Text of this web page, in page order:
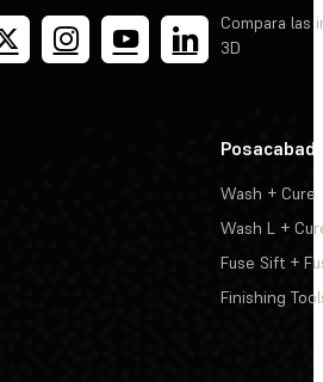
Compara las
3D
Wash + Cure
Wash L +
Fuse Sift +
Finishing